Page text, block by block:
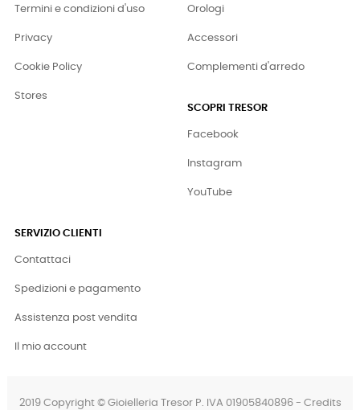
Termini e condizioni d'uso
Privacy
Cookie Policy
Stores
Orologi
Accessori
Complementi d'arredo
SCOPRI TRESOR
Facebook
Instagram
YouTube
SERVIZIO CLIENTI
Contattaci
Spedizioni e pagamento
Assistenza post vendita
Il mio account
2019 Copyright © Gioielleria Tresor P. IVA 01905840896 - Credits